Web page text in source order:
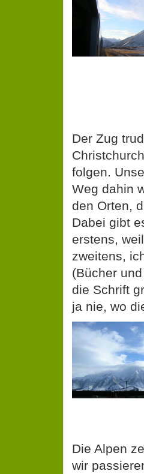
Der Zug
folgen.
Weg dahin
den Orten,
Dabei gibt
erstens,
zweitens,
(Bücher
die Schrift
ja nie, wo
Die Alpen
wir